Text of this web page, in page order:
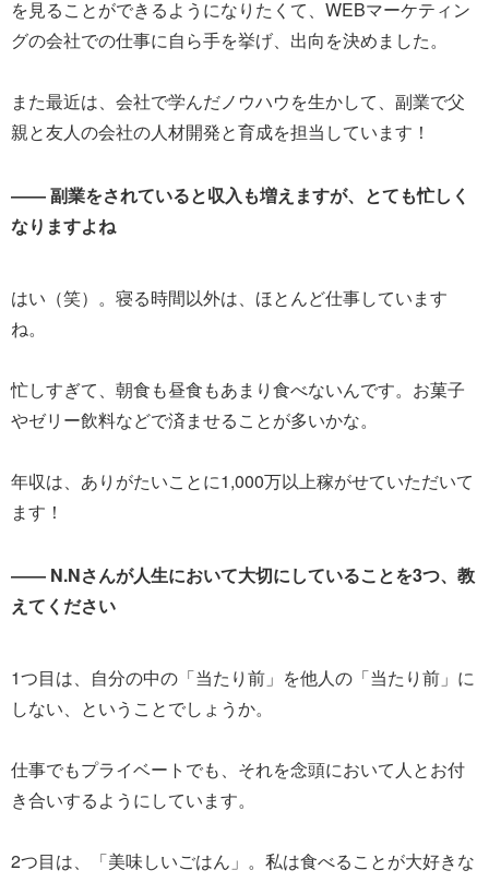
を見ることができるようになりたくて、WEBマーケティン
グの会社での仕事に自ら手を挙げ、出向を決めました。
また最近は、会社で学んだノウハウを生かして、副業で父
親と友人の会社の人材開発と育成を担当しています！
―― 副業をされていると収入も増えますが、とても忙しく
なりますよね
はい（笑）。寝る時間以外は、ほとんど仕事しています
ね。
忙しすぎて、朝食も昼食もあまり食べないんです。お菓子
やゼリー飲料などで済ませることが多いかな。
年収は、ありがたいことに1,000万以上稼がせていただいて
ます！
―― N.Nさんが人生において大切にしていることを3つ、教
えてください
1つ目は、自分の中の「当たり前」を他人の「当たり前」に
しない、ということでしょうか。
仕事でもプライベートでも、それを念頭において人とお付
き合いするようにしています。
2つ目は、「美味しいごはん」。私は食べることが大好きな